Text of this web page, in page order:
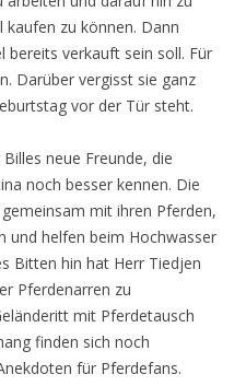
zu können. Dann
verkauft sein soll. Für
Darüber vergisst sie ganz
vor der Tür steht.
neue Freunde, die
noch besser kennen. Die
mit ihren Pferden,
und helfen beim Hochwasser
Bitten hin hat Herr Tiedjen
Pferdenarren zu
mit Pferdetausch
finden sich noch
für Pferdefans.